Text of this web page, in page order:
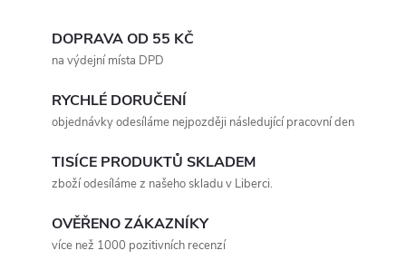
DOPRAVA OD 55 KČ
na výdejní místa DPD
RYCHLÉ DORUČENÍ
objednávky odesíláme nejpozději následující pracovní den
TISÍCE PRODUKTŮ SKLADEM
zboží odesíláme z našeho skladu v Liberci.
OVĚŘENO ZÁKAZNÍKY
více než 1000 pozitivních recenzí